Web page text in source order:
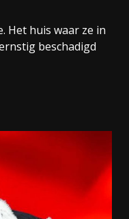
Het huis waar ze in
beschadigd